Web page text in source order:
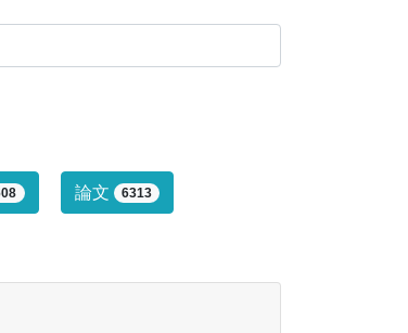
ません。
論文 6313